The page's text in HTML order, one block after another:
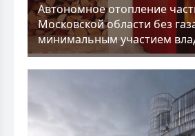
Aвтономное отопление
Московской области без
минимальным участием